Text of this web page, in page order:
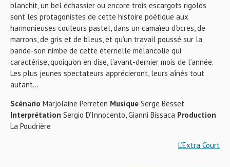
blanchit, un bel échassier ou encore trois escargots rigolos
sont les protagonistes de cette histoire poétique aux
harmonieuses couleurs pastel, dans un camaïeu d’ocres, de
marrons, de gris et de bleus, et qu’un travail poussé sur la
bande-son nimbe de cette éternelle mélancolie qui
caractérise, quoiqu’on en dise, l’avant-dernier mois de l’année.
Les plus jeunes spectateurs apprécieront, leurs aînés tout
autant…
Scénario Marjolaine Perreten Musique Serge Besset
Interprétation Sergio D’Innocento, Gianni Bissaca Production
La Poudrière
L’Extra Court